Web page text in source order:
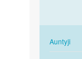
bdega
AuntyjiIn